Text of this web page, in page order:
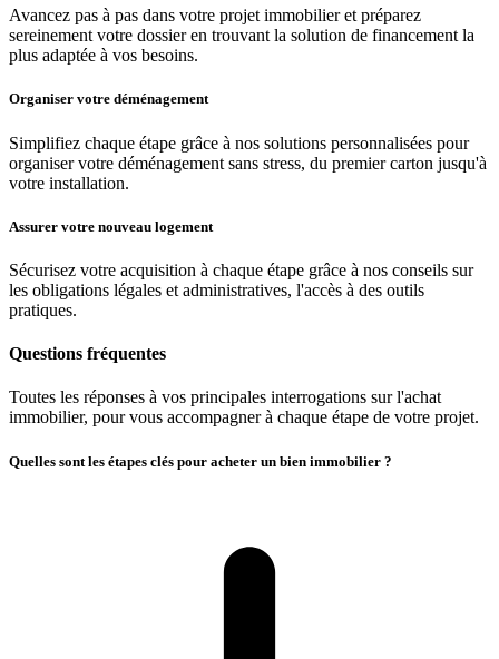
Avancez pas à pas dans votre projet immobilier et préparez
sereinement votre dossier en trouvant la solution de financement la
plus adaptée à vos besoins.
Organiser votre déménagement
Simplifiez chaque étape grâce à nos solutions personnalisées pour
organiser votre déménagement sans stress, du premier carton jusqu'à
votre installation.
Assurer votre nouveau logement
Sécurisez votre acquisition à chaque étape grâce à nos conseils sur
les obligations légales et administratives, l'accès à des outils
pratiques.
Questions fréquentes
Toutes les réponses à vos principales interrogations sur l'achat
immobilier, pour vous accompagner à chaque étape de votre projet.
Quelles sont les étapes clés pour acheter un bien immobilier ?